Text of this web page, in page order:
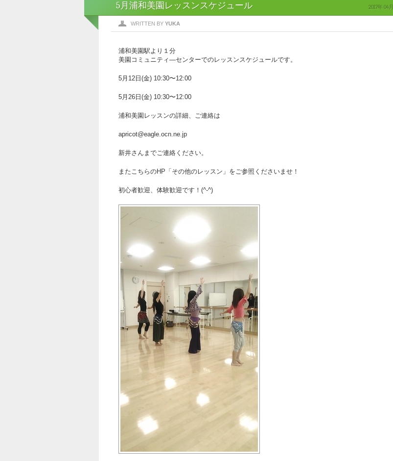
5月浦和美園レッスンスケジュール 2017年 04月
WRITTEN BY YUKA
浦和美園駅より１分
美園コミュニティ―センターでのレッスンスケジュールです。
5月12日(金) 10:30〜12:00
5月26日(金) 10:30〜12:00
浦和美園レッスンの詳細、ご連絡は
apricot@eagle.ocn.ne.jp
新井さんまでご連絡ください。
またこちらのHP「その他のレッスン」をご参照くださいませ！
初心者歓迎、体験歓迎です！(^-^)